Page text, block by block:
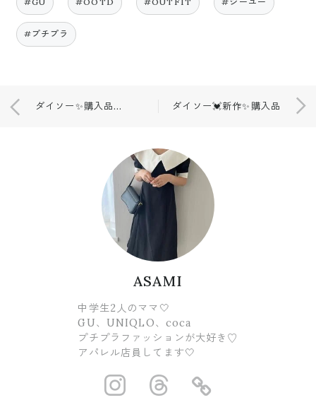
#プチプラ
ダイソー✨購入品🌿ホワイト化…💓 ダイソー💓新作✨購入品
ASAMI
中学生2人のママ🤍
GU、UNIQLO、coca
プチプラファッションが大好き♡
アパレル店員してます🤍
https://https://